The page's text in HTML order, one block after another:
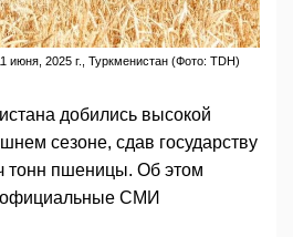
июня, 2025 г., Туркменистан (Фото: TDH)
добились высокой
сезоне, сдав государству
тонн пшеницы. Об этом
официальные СМИ